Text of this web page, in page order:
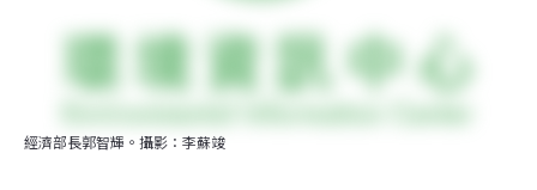
經濟部長郭智輝。攝影：李蘇竣